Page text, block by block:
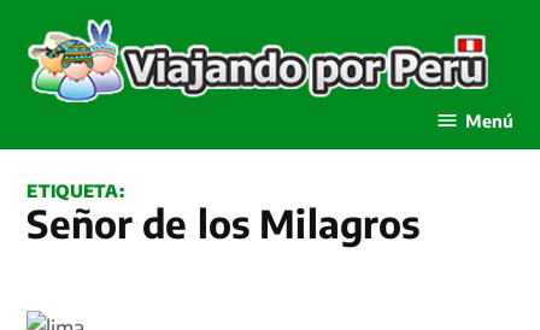
contenido
Menú
ETIQUETA:
Señor de los Milagros